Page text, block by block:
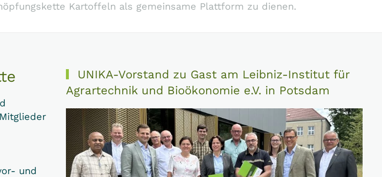
Kartoffeln als gemeinsame Plattform zu dienen.
und
UNIKA-Vorstand zu Gast am Leibniz-Institut für
Agrartechnik und Bioökonomie e.V. in Potsdam